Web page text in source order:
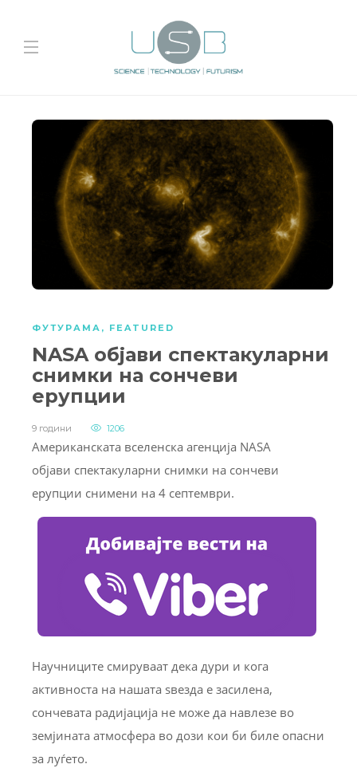
ФУТУРАМА , FEATURED
NASA објави спектакуларни
снимки на сончеви
ерупции
9 години 1206
Американската вселенска агенција NASA
објави спектакуларни снимки на сончеви
ерупции снимени на 4 септември.
Научниците смируваат дека дури и кога
активноста на нашата ѕвезда е засилена,
сончевата радијација не може да навлезе во
земјината атмосфера во дози кои би биле опасни
за луѓето.